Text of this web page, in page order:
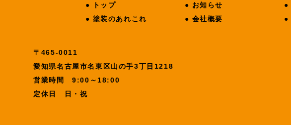
● トップ ● お知らせ ●
● 塗装のあれこれ ● 会社概要 ●
〒465-0011
愛知県名古屋市名東区山の手3丁目1218
営業時間 9:00～18:00
定休日 日・祝